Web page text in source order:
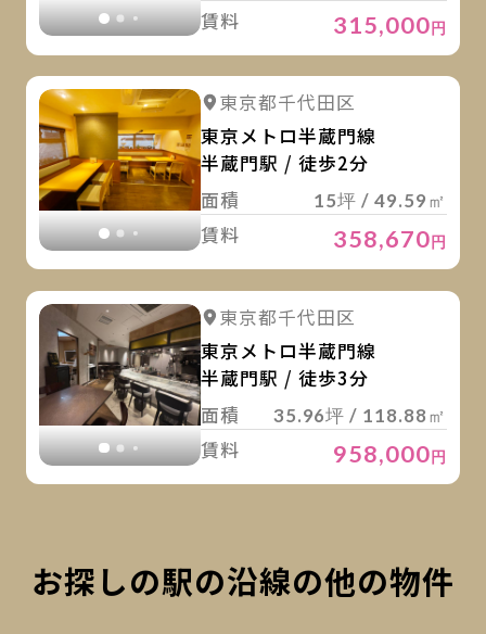
賃料 315,000円
詳細を見る
東京都千代田区
東京メトロ半蔵門線
半蔵門駅 / 徒歩2分
面積
15坪 / 49.59㎡
賃料 358,670円
詳細を見る
東京都千代田区
東京メトロ半蔵門線
半蔵門駅 / 徒歩3分
面積
35.96坪 / 118.88㎡
賃料 958,000円
お探しの駅の沿線の他の物件